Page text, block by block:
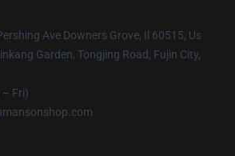
Ave Downers Grove, Il 60515, Us
Garden, Tongjing Road, Fujin City,
– Fri)